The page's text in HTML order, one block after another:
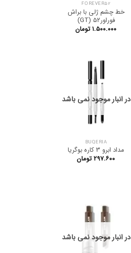
FOREVER52
خط چشم ژلی با براش
فوراور۵۲ (GT)
۱.۵۰۰.۰۰۰تومان
در انبار موجود نمی باشد
BUQERIA
مداد ابرو 3 کاره بوگریا
۲۹۷.۶۰۰تومان
در انبار موجود نمی باشد